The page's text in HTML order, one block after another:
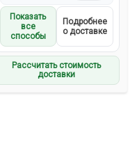
Показать
все
способы
Подробнее
о доставке
Рассчитать стоимость
доставки